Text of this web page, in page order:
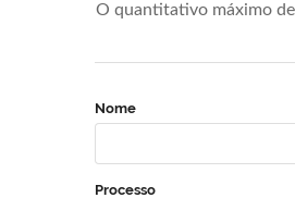
O quantitativo máximo
Nome
Processo